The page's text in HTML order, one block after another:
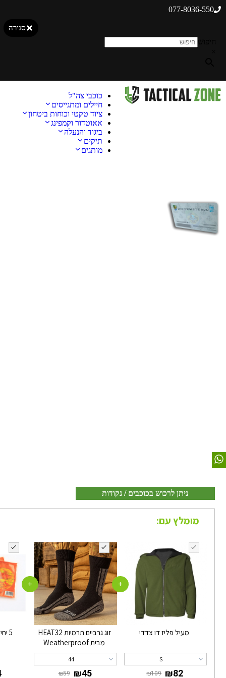
077-8036-550
סגירה
כוכבי צה"ל
חיילים ומתגייסים
ציוד טקטי וכוחות ביטחון
אאוטדור וקמפינג
ביגוד והנעלה
תיקים
מותגים
ניתן לרכוש בכוכבים / נקודות
מומלץ עם:
מעיל פליז דו צדדי
S
‏109 ₪
+
זוג גרביים תרמיות HEAT32
מבית Weatherproof
44
‏59 ₪ ‏45 ₪
+
5 יחידות שקיות חימום